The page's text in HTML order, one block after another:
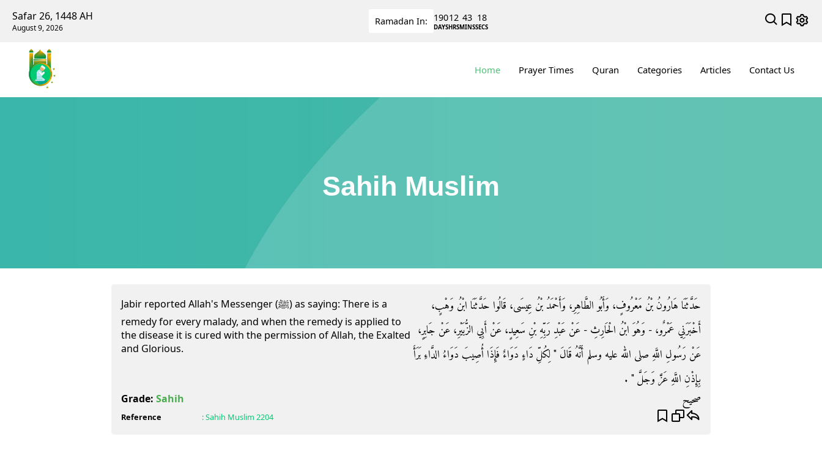
Safar 26, 1448 AH
August 9, 2026
Ramadan In: 190
DAYS
12
HRS
43
MINS
18
SECS
Home Prayer Times Quran Categories Articles Contact Us
Sahih Muslim
Jabir reported Allah's Messenger (ﷺ) as saying: There is a
remedy for every malady, and when the remedy is applied to
the disease it is cured with the permission of Allah, the Exalted
and Glorious.
حَدَّثَنَا هَارُونُ بْنُ مَعْرُوفٍ، وَأَبُو الطَّاهِرِ، وَأَحْمَدُ بْنُ عِيسَى، قَالُوا حَدَّثَنَا ابْنُ وَهْبٍ،
أَخْبَرَنِي عَمْرٌو، - وَهُوَ ابْنُ الْحَارِثِ - عَنْ عَبْدِ رَبِّهِ بْنِ سَعِيدٍ، عَنْ أَبِي الزُّبَيْرِ، عَنْ جَابِرٍ،
عَنْ رَسُولِ اللَّهِ صلى الله عليه وسلم أَنَّهُ قَالَ ‏"‏ لِكُلِّ دَاءٍ دَوَاءٌ فَإِذَا أُصِيبَ دَوَاءُ الدَّاءِ بَرَأَ
بِإِذْنِ اللَّهِ عَزَّ وَجَلَّ ‏"‏ ‏.‏
Grade: Sahih صحيح
Reference :Sahih Muslim 2204